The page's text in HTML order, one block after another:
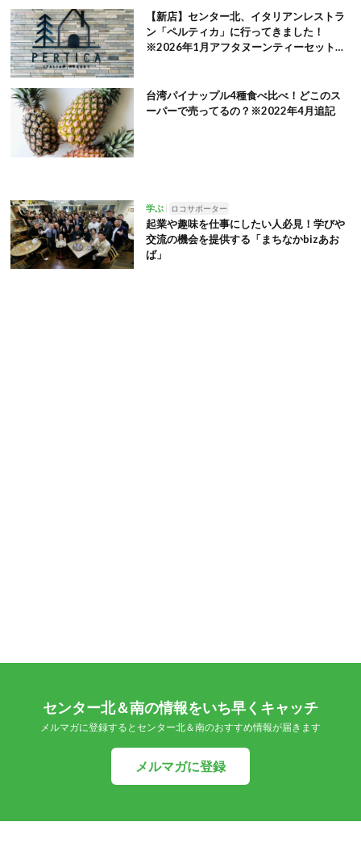
【新店】センター北、イタリアンレストラ
ン「ペルティカ」に行ってきました！
※2026年1月アフタヌーンティーセット追
台湾パイナップル4種食べ比べ！どこのス
ーパーで売ってるの？※2022年4月追記
学ぶ ロコサポーター
起業や趣味を仕事にしたい人必見！学びや
交流の機会を提供する「まちなかbizあお
ば」
センター北＆南の情報をいち早くキャッチ
メルマガに登録するとセンター北＆南のおすすめ情報が届きます
メルマガに登録